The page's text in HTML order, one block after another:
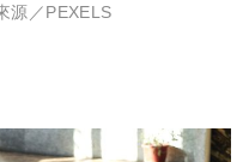
源／PEXELS